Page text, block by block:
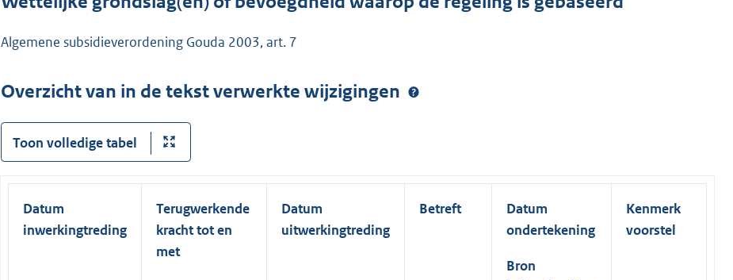
Algemene subsidieverordening Gouda 2003, art. 7
Overzicht van in de tekst verwerkte wijzigingen
Toon volledige tabel
Datum
inwerkingtreding
Terugwerkende
kracht tot en
met
Datum
uitwerkingtreding
Betreft
Datum
ondertekening
Bron
Kenmerk
voorstel